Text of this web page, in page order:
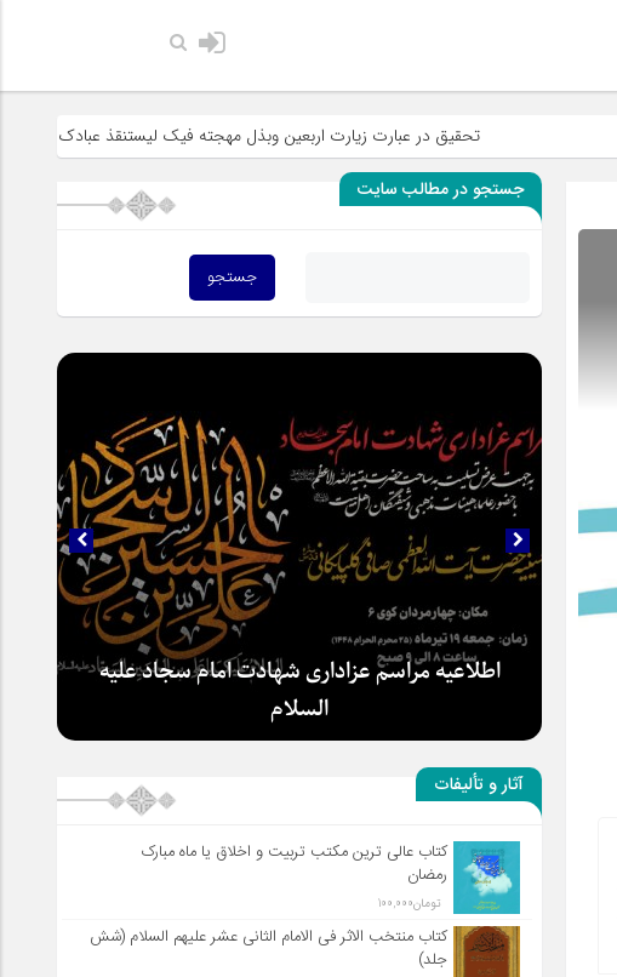
تحقیق در عبارت زیارت اربعین وبذل مهجته فیک لیستنقذ عبادک من الجهاله
جستجو در مطالب سایت
اطلاعیه مراسم عزاداری شهادت امام سجاد علیه
سلطان عشق
آثار و تألیفات
کتاب عالی ترین مکتب تربیت و اخلاق یا ماه مبارک
رمضان
تومان100,000
کتاب منتخب الاثر فی الامام الثانی عشر علیهم السلام (شش
جلد)